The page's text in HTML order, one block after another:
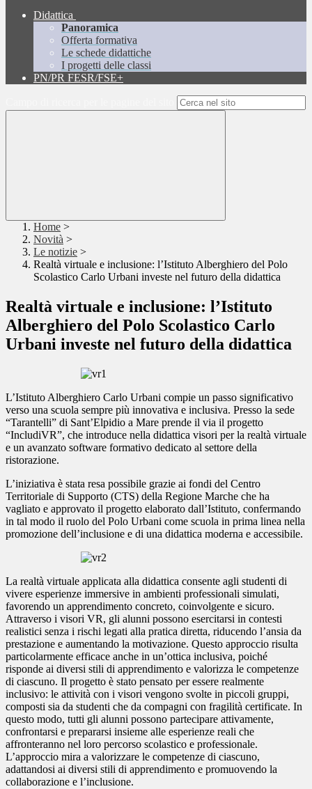
Didattica
Panoramica
Offerta formativa
Le schede didattiche
I progetti delle classi
PN/PR FESR/FSE+
Home >
Novità >
Le notizie >
Realtà virtuale e inclusione: l’Istituto Alberghiero del Polo
Scolastico Carlo Urbani investe nel futuro della didattica
Realtà virtuale e inclusione: l’Istituto
Alberghiero del Polo Scolastico Carlo
Urbani investe nel futuro della didattica
L’Istituto Alberghiero Carlo Urbani compie un passo significativo
verso una scuola sempre più innovativa e inclusiva. Presso la sede
“Tarantelli” di Sant’Elpidio a Mare prende il via il progetto
“IncludiVR”, che introduce nella didattica visori per la realtà virtuale
e un avanzato software formativo dedicato al settore della
ristorazione.
L’iniziativa è stata resa possibile grazie ai fondi del Centro
Territoriale di Supporto (CTS) della Regione Marche che ha
vagliato e approvato il progetto elaborato dall’Istituto, confermando
in tal modo il ruolo del Polo Urbani come scuola in prima linea nella
promozione dell’inclusione e di una didattica moderna e accessibile.
La realtà virtuale applicata alla didattica consente agli studenti di
vivere esperienze immersive in ambienti professionali simulati,
favorendo un apprendimento concreto, coinvolgente e sicuro.
Attraverso i visori VR, gli alunni possono esercitarsi in contesti
realistici senza i rischi legati alla pratica diretta, riducendo l’ansia da
prestazione e aumentando la motivazione. Questo approccio risulta
particolarmente efficace anche in un’ottica inclusiva, poiché
risponde ai diversi stili di apprendimento e valorizza le competenze
di ciascuno. Il progetto è stato pensato per essere realmente
inclusivo: le attività con i visori vengono svolte in piccoli gruppi,
composti sia da studenti che da compagni con fragilità certificate. In
questo modo, tutti gli alunni possono partecipare attivamente,
confrontarsi e prepararsi insieme alle esperienze reali che
affronteranno nel loro percorso scolastico e professionale.
L’approccio mira a valorizzare le competenze di ciascuno,
adattandosi ai diversi stili di apprendimento e promuovendo la
collaborazione e l’inclusione.